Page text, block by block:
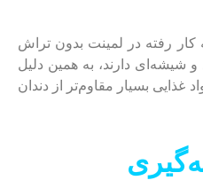
کار رفته در لمینت بدون تراش
و شیشه‌ای دارند، به همین دلیل
غذایی بسیار مقاوم‌تر از دندان